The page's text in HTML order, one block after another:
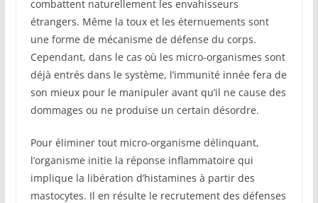
combattent naturellement les envahisseurs
étrangers. Même la toux et les éternuements sont
une forme de mécanisme de défense du corps.
Cependant, dans le cas où les micro-organismes sont
déjà entrés dans le système, l’immunité innée fera de
son mieux pour le manipuler avant qu’il ne cause des
dommages ou ne produise un certain désordre.
Pour éliminer tout micro-organisme délinquant,
l’organisme initie la réponse inflammatoire qui
implique la libération d’histamines à partir des
mastocytes. Il en résulte le recrutement des défenses